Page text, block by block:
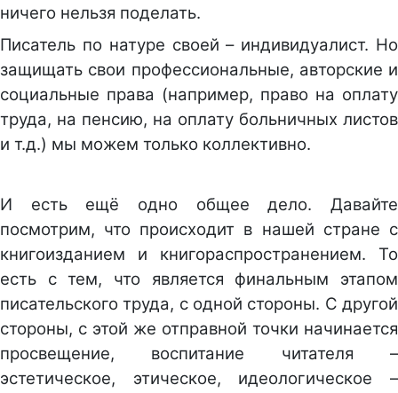
ничего нельзя поделать.
Писатель по натуре своей – индивидуалист. Но
защищать свои профессиональные, авторские и
социальные права (например, право на оплату
труда, на пенсию, на оплату больничных листов
и т.д.) мы можем только коллективно.
И есть ещё одно общее дело. Давайте
посмотрим, что происходит в нашей стране с
книгоизданием и книгораспространением. То
есть с тем, что является финальным этапом
писательского труда, с одной стороны. С другой
стороны, с этой же отправной точки начинается
просвещение, воспитание читателя –
эстетическое, этическое, идеологическое –